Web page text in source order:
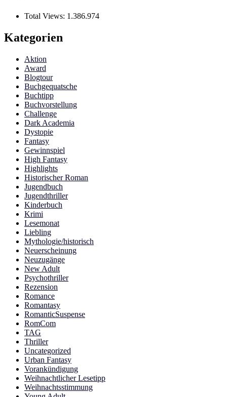
Total Views: 1.386.974
Kategorien
Aktion
Award
Blogtour
Buchgequatsche
Buchtipp
Buchvorstellung
Challenge
Dark Academia
Dystopie
Fantasy
Gewinnspiel
High Fantasy
Highlights
Historischer Roman
Jugendbuch
Jugendthriller
Kinderbuch
Krimi
Lesemonat
Liebling
Mythologie/historisch
Neuerscheinung
Neuzugänge
New Adult
Psychothriller
Rezension
Romance
Romantasy
RomanticSuspense
RomCom
TAG
Thriller
Uncategorized
Urban Fantasy
Vorankündigung
Weihnachtlicher Lesetipp
Weihnachtsstimmung